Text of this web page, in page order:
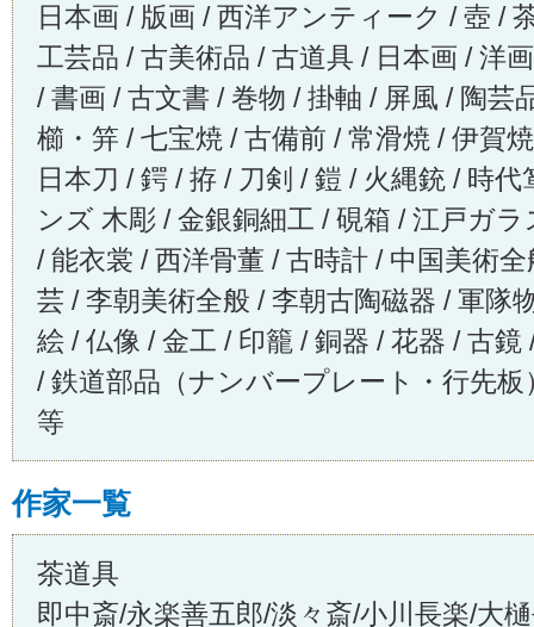
日本画 / 版画 / 西洋アンティーク / 壺 /
工芸品 / 古美術品 / 古道具 / 日本画 / 洋
/ 書画 / 古文書 / 巻物 / 掛軸 / 屏風 / 陶芸
櫛・笄 / 七宝焼 / 古備前 / 常滑焼 / 伊賀
日本刀 / 鍔 / 拵 / 刀剣 / 鎧 / 火縄銃 / 時
ンズ 木彫 / 金銀銅細工 / 硯箱 / 江戸ガ
/ 能衣裳 / 西洋骨董 / 古時計 / 中国美術
芸 / 李朝美術全般 / 李朝古陶磁器 / 軍隊
絵 / 仏像 / 金工 / 印籠 / 銅器 / 花器 / 古
/ 鉄道部品（ナンバープレート・行先
等
作家一覧
茶道具
即中斎/永楽善五郎/淡々斎/小川長楽/大